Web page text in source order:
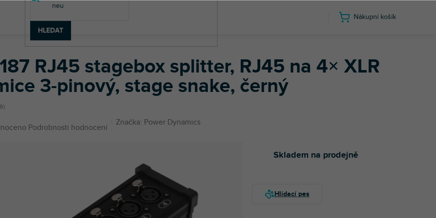
HLEDAT
Nákupní košík
RJ45 stagebox splitter, RJ45 na 4× XLR samice 3-pinový, stage snake, černý
RJ45 stagebox splitter, RJ45 na 4× XLR
3-pinový, stage snake, černý
Podrobnosti hodnocení
Značka: Power Dynamics
Skladem na prodejně